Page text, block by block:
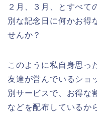
２月、３月、とすべて
別な記念日に何かお得
せんか？
このように私自身思っ
友達が営んでいるショ
別サービスで、お得な
などを配布しているか